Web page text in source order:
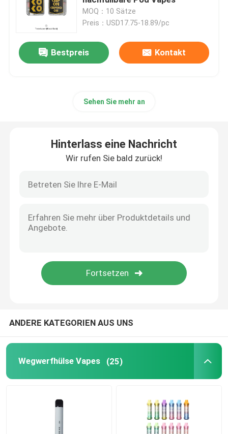
Gewürzte Hülse Vapes
Vape-Spulen-Ersatz
Hülsen-System-Starter-Ausrüstungen
Leere Ejuice-Flasche
Elektronische Zigaretten-Zusätze
Vape-Zerstäuber-Behälter
Vape-Tropfenfänger-Spitzen
MOQ：10 Sätze
Preis：USD17.75-18.89/pc
Bestpreis Kontakt
Sehen Sie mehr an
Hinterlass eine Nachricht
Wir rufen Sie bald zurück!
ANDERE KATEGORIEN AUS UNS
Wegwerfhülse Vapes (25)